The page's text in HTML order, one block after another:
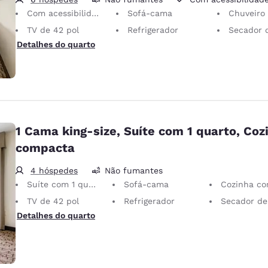
Com acessibilidade de mobilidade
Sofá-cama
Chuveiro em
TV de 42 pol
Refrigerador
Secador
Detalhes do quarto
1 Cama king-size, Suíte com 1 quarto,
compacta
4 hóspedes
Não fumantes
Suíte com 1 quarto
Sofá-cama
Cozinha
TV de 42 pol
Refrigerador
Secador de
Detalhes do quarto